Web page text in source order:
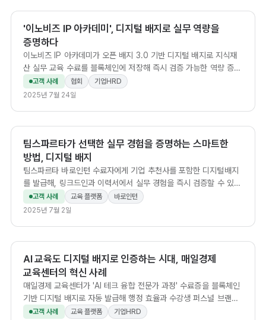
'이노비즈 IP 아카데미', 디지털 배지로 실무 역량을
증명하다
이노비즈 IP 아카데미가 오픈 배지 3.0 기반 디지털 배지로 지식재
산 실무 교육 수료를 블록체인에 저장해 즉시 검증 가능한 역량 증명
을 실현했습니다.
고객 사례 협회
기업HRD
2025년 7월 24일
팀스파르타가 선택한 실무 경험을 증명하는 스마트한
방법, 디지털 배지
팀스파르타 바로인턴 수료자에게 기업 추천사를 포함한 디지털배지
를 발급해, 링크드인과 이력서에서 실무 경험을 즉시 검증할 수 있게
한 고객 도입 사례.
고객 사례 교육 플랫폼
바로인턴
2025년 7월 2일
AI 교육도 디지털 배지로 인증하는 시대, 매일경제
교육센터의 혁신 사례
매일경제 교육센터가 'AI 테크 융합 전문가 과정' 수료증을 블록체인
기반 디지털 배지로 자동 발급해 행정 효율과 수강생 퍼스널 브랜딩
을 동시에 실현한 사례.
고객 사례 교육 플랫폼
기업HRD